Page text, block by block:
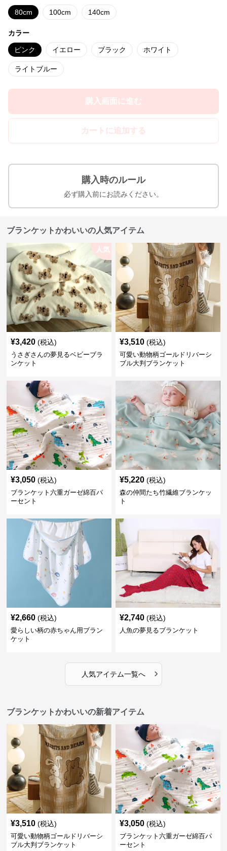
80cm 100cm 140cm
カラー
ピンク イエロー ブラック ホワイト
ライトブルー
購入画面に進む
カートに追加する
購入時のルール
必ず購入前にお読みください。
ブランケットかわいいの人気アイテム
人気
¥3,420 (税込)
うさぎさんの夢見るベビーブラ
ンケット
¥3,510 (税込)
可愛い動物柄ゴールドリバーシ
ブル大判ブランケット
¥3,050 (税込)
ブランケット六重ガーゼ綿百パ
ーセント
¥5,220 (税込)
森の仲間たち竹繊維ブランケッ
ト
¥2,660 (税込)
愛らしい柄の赤ちゃん用ブラン
ケット
¥2,740 (税込)
人魚の夢見るブランケット
人気アイテム一覧へ ›
ブランケットかわいいの新着アイテム
¥3,510 (税込)
可愛い動物柄ゴールドリバーシ
ブル大判ブランケット
¥3,050 (税込)
ブランケット六重ガーゼ綿百パ
ーセント